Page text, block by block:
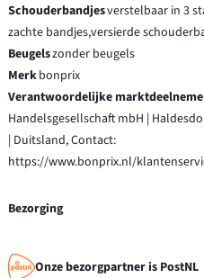
Schouderbandjesverstelbaar in 3
zachte bandjes,versierde
Beugelszonder beugels
Merkbonprix
Verantwoordelijke
Handelsgesellschaft mbH |
| Duitsland, Contact:
https://www.bonprix.nl/
Bezorging
Onze bezorgpartner is PostNL